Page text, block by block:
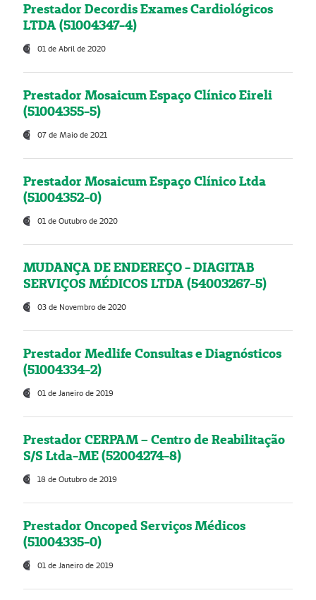
Prestador Decordis Exames Cardiológicos
LTDA (51004347-4)
01 de Abril de 2020
Prestador Mosaicum Espaço Clínico Eireli
(51004355-5)
07 de Maio de 2021
Prestador Mosaicum Espaço Clínico Ltda
(51004352-0)
01 de Outubro de 2020
MUDANÇA DE ENDEREÇO - DIAGITAB
SERVIÇOS MÉDICOS LTDA (54003267-5)
03 de Novembro de 2020
Prestador Medlife Consultas e Diagnósticos
(51004334-2)
01 de Janeiro de 2019
Prestador CERPAM – Centro de Reabilitação
S/S Ltda-ME (52004274-8)
18 de Outubro de 2019
Prestador Oncoped Serviços Médicos
(51004335-0)
01 de Janeiro de 2019